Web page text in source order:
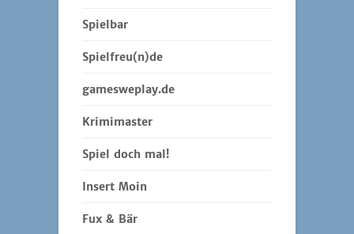
Spielbar
Spielfreu(n)de
gamesweplay.de
Krimimaster
Spiel doch mal!
Insert Moin
Fux & Bär